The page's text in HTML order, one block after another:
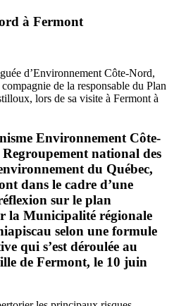
à Fermont
d’Environnement Côte-Nord,
de la responsable du Plan
lors de sa visite à Fermont à
Environnement Côte-
national des
du Québec,
dans le cadre d’une
sur le plan
la Municipalité régionale
selon une formule
qui s’est déroulée au
de Fermont, le 10 juin